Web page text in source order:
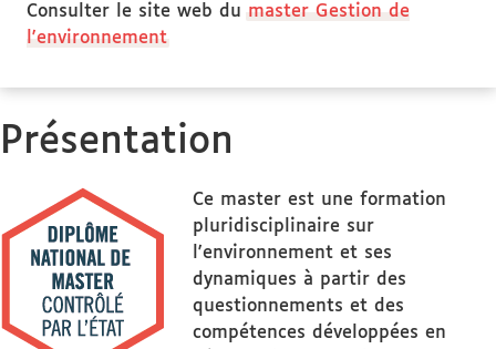
Consulter le site web du master Gestion de
l'environnement
Présentation
Ce master est une formation
pluridisciplinaire sur
l'environnement et ses
dynamiques à partir des
questionnements et des
compétences développées en